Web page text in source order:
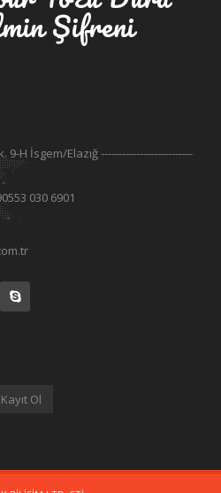
Şifreni
9-H İsgem/Elazığ --------------------------
030 6901
Kayıt Ol